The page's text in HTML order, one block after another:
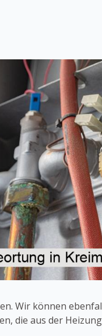
Wir können
die aus der